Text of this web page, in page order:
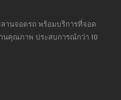
านจอดรถ พร้อมบริการที่จอด
นคุณภาพ ประสบการณ์กว่า 10